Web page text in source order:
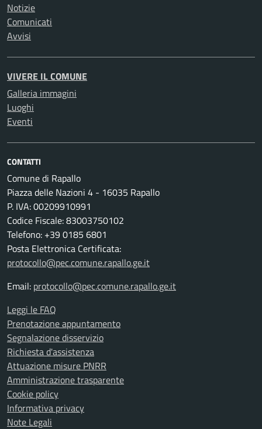
Notizie
Comunicati
Avvisi
VIVERE IL COMUNE
Galleria immagini
Luoghi
Eventi
CONTATTI
Comune di Rapallo
Piazza delle Nazioni 4 - 16035 Rapallo
P. IVA: 00209910991
Codice Fiscale: 83003750102
Telefono: +39 0185 6801
Posta Elettronica Certificata:
protocollo@pec.comune.rapallo.ge.it
Email: protocollo@pec.comune.rapallo.ge.it
Leggi le FAQ
Prenotazione appuntamento
Segnalazione disservizio
Richiesta d'assistenza
Attuazione misure PNRR
Amministrazione trasparente
Cookie policy
Informativa privacy
Note Legali